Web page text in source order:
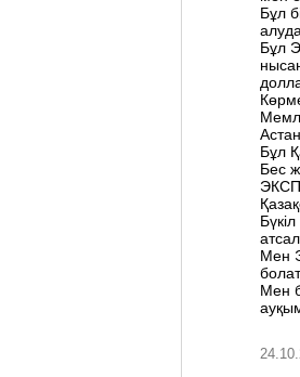
Бұл
Бұл
Бұл
Бес
Мен
Мен